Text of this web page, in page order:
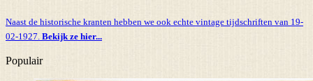
Naast de historische kranten hebben we ook echte vintage tijdschriften van 19-
02-1927. Bekijk ze hier...
Populair